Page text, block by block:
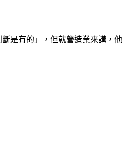
是有的」，但就營造業來講，他